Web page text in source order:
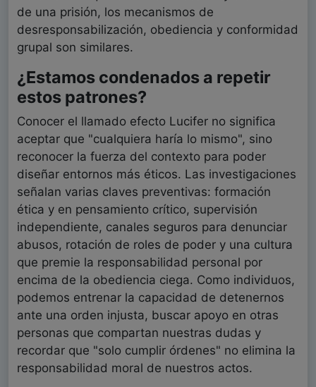
de una prisión, los mecanismos de
desresponsabilización, obediencia y conformidad
grupal son similares.
¿Estamos condenados a repetir
estos patrones?
Conocer el llamado efecto Lucifer no significa
aceptar que "cualquiera haría lo mismo", sino
reconocer la fuerza del contexto para poder
diseñar entornos más éticos. Las investigaciones
señalan varias claves preventivas: formación
ética y en pensamiento crítico, supervisión
independiente, canales seguros para denunciar
abusos, rotación de roles de poder y una cultura
que premie la responsabilidad personal por
encima de la obediencia ciega. Como individuos,
podemos entrenar la capacidad de detenernos
ante una orden injusta, buscar apoyo en otras
personas que compartan nuestras dudas y
recordar que "solo cumplir órdenes" no elimina la
responsabilidad moral de nuestros actos.